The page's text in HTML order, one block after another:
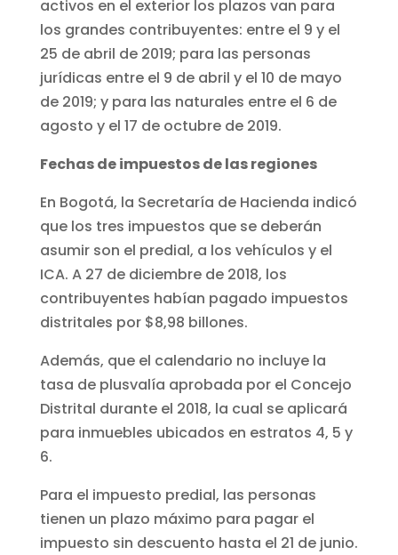
activos en el exterior los plazos van para
los grandes contribuyentes: entre el 9 y el
25 de abril de 2019; para las personas
jurídicas entre el 9 de abril y el 10 de mayo
de 2019; y para las naturales entre el 6 de
agosto y el 17 de octubre de 2019.
Fechas de impuestos de las regiones
En Bogotá, la Secretaría de Hacienda indicó
que los tres impuestos que se deberán
asumir son el predial, a los vehículos y el
ICA. A 27 de diciembre de 2018, los
contribuyentes habían pagado impuestos
distritales por $8,98 billones.
Además, que el calendario no incluye la
tasa de plusvalía aprobada por el Concejo
Distrital durante el 2018, la cual se aplicará
para inmuebles ubicados en estratos 4, 5 y
6.
Para el impuesto predial, las personas
tienen un plazo máximo para pagar el
impuesto sin descuento hasta el 21 de junio.